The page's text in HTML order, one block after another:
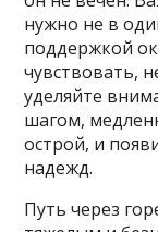
нужно не в
поддержкой
чувствовать,
уделяйте
шагом,
острой, и
надежд.
Путь через